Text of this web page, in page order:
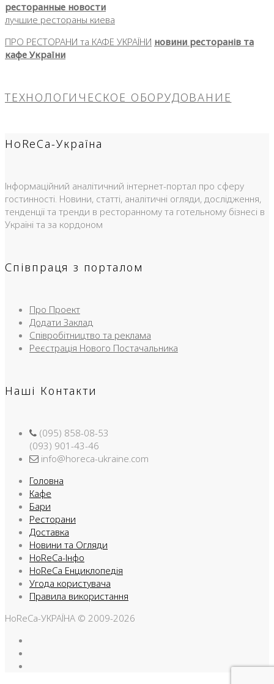
ресторанные новости
лучшие рестораны киева
ПРО РЕСТОРАНИ та КАФЕ УКРАЇНИ новини ресторанів та
кафе України
ТЕХНОЛОГИЧЕСКОЕ ОБОРУДОВАНИЕ
HoReCa-Україна
Інформаційний аналітичний інтернет-портал про сферу
гостинності. Новини, статті, аналітичні огляди, дослідження,
тенденції та тренди в ресторанному та готельному бізнесі в
Україні та за кордоном
Співпраця з порталом
Про Проект
Додати Заклад
Співробітництво та реклама
Реєстрація Нового Постачальника
Наші Контакти
(095) 858-08-53
(093) 901-43-46
info@horeca-ukraine.com
Головна
Кафе
Бари
Ресторани
Доставка
Новини та Огляди
HoReCa-Інфо
HoReCa Енциклопедія
Угода користувача
Правила використання
HoReCa-УКРАЇНА © 2009-2026